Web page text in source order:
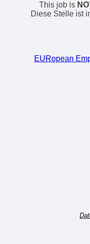
This job is
Diese Stelle ist
EURopean